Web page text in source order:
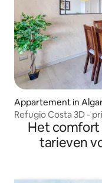
Appartement in
Refugio Costa 3D -
Het comfort
tarieven